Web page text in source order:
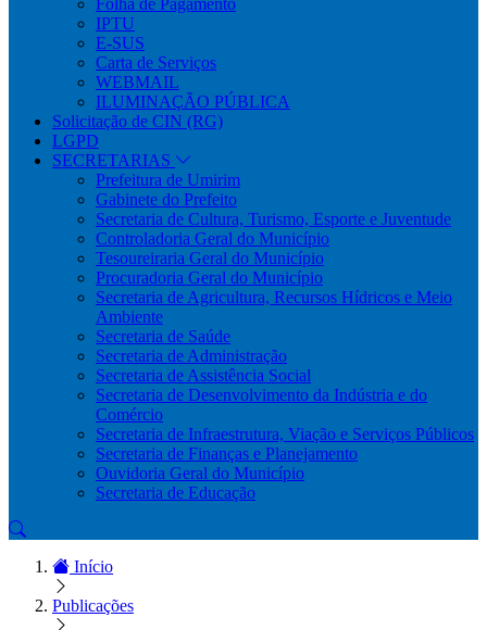
Folha de Pagamento
IPTU
E-SUS
Carta de Serviços
WEBMAIL
ILUMINAÇÃO PÚBLICA
Solicitação de CIN (RG)
LGPD
SECRETARIAS
Prefeitura de Umirim
Gabinete do Prefeito
Secretaria de Cultura, Turismo, Esporte e Juventude
Controladoria Geral do Município
Tesoureiraria Geral do Município
Procuradoria Geral do Município
Secretaria de Agricultura, Recursos Hídricos e Meio
Ambiente
Secretaria de Saúde
Secretaria de Administração
Secretaria de Assistência Social
Secretaria de Desenvolvimento da Indústria e do
Comércio
Secretaria de Infraestrutura, Viação e Serviços Públicos
Secretaria de Finanças e Planejamento
Ouvidoria Geral do Município
Secretaria de Educação
Início
Publicações